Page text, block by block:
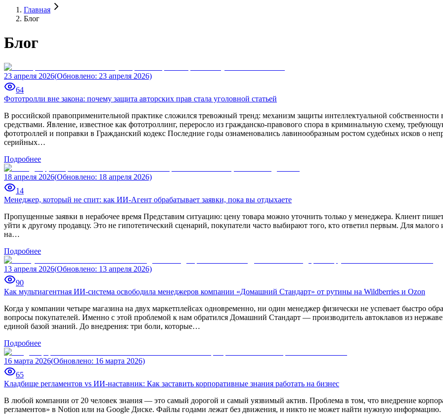
Главная
Блог
Блог
23 апреля 2026(Обновлено: 23 апреля 2026)
64
Фототролли вне закона: почему защита авторских прав стала уголовной статьей
В российской правоприменительной практике сложился тревожный тренд: механизм защиты интеллектуальной собственности
средствами. Явление, известное как фототроллинг, переросло из гражданско-правового спора в криминальную схему,
фототроллей и поправки в Гражданский кодекс Последние годы ознаменовались лавинообразным ростом судебных исков о
серийных…
Подробнее
18 апреля 2026(Обновлено: 18 апреля 2026)
14
Менеджер, который не спит: как ИИ-Агент обрабатывает заявки, пока вы отдыхаете
Пропущенные заявки в нерабочее время Представим ситуацию: цену товара можно уточнить только у менеджера. Клиент
уйти к другому продавцу. Это не гипотетический сценарий, покупатели часто выбирают того, кто ответил первым. Для малого
на…
Подробнее
13 апреля 2026(Обновлено: 13 апреля 2026)
90
Как мультиагентная ИИ-система освободила менеджеров компании «Домашний Стандарт» от рутины на Wildberries и Ozon
Когда у компании четыре магазина на двух маркетплейсах одновременно, ни один менеджер физически не успевает быстро
вопросы покупателей. Именно с этой проблемой к нам обратился Домашний Стандарт — производитель автоклавов из
единой базой знаний. До внедрения: три боли, которые…
Подробнее
16 марта 2026(Обновлено: 16 марта 2026)
65
Кладбище регламентов vs ИИ-наставник: Как заставить корпоративные знания работать на бизнес
В любой компании от 20 человек знания — это самый дорогой и самый уязвимый актив. Проблема в том, что внедрение
регламентов» в Notion или на Google Диске. Файлы годами лежат без движения, и никто не может найти нужную